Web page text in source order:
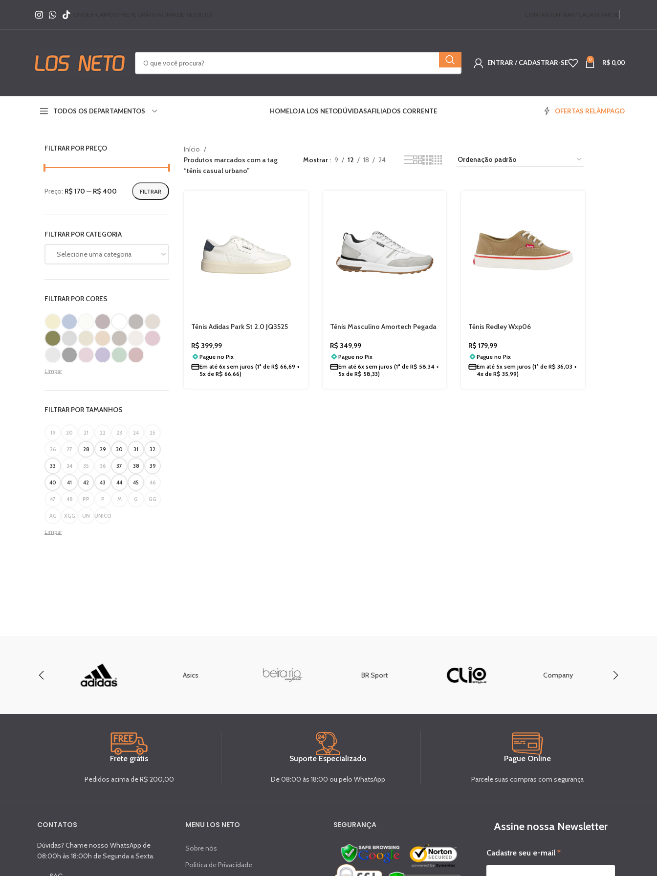
ENTRAR / CADASTRAR-SE 0 R$ 0,00
TODOS OS DEPARTAMENTOS HOMELOJA LOS NETODÚVIDASAFILIADOS CORRENTE OFERTAS RELÂMPAGO
FILTRAR POR PREÇO
FILTRAR
Preço: R$ 170 — R$ 400
FILTRAR POR CATEGORIA
Selecione uma categoria
FILTRAR POR CORES
Limpar
FILTRAR POR TAMANHOS
19 20 21 22 23 24 25
26 27 28 29 30 31 32
33 34 35 36 37 38 39
40 41 42 43 44 45 46
47 48 PP P M G GG
XG XGG UN UNICO
Limpar
Início
Produtos marcados com a tag
“tênis casual urbano”
Mostrar 9 12 18 24
Tênis Adidas Park St 2.0 JQ3525
R$ 399,99
Pague no Pix
Em até 6x sem juros (1ª de R$ 66,69 +
5x de R$ 66,66)
Tênis Masculino Amortech Pegada
R$ 349,99
Pague no Pix
Em até 6x sem juros(1ª de R$ 58,34+
5x de R$ 58,33)
Tênis Redley Wxp06
R$ 179,99
Pague noPix
Em até 5x sem juros (1ª deR$ 36,03 +
4x deR$ 35,99)
Asics BR Sport Company
Frete grátis
Pedidos acima de R$ 200,00
Suporte Especializado
De 08:00 às 18:00 ou pelo WhatsApp
Pague Online
Parcele suas compras com segurança
CONTATOS
Dúvidas? Chame nosso WhatsApp de
08:00h às 18:00h de Segunda a Sexta.
MENU LOS NETO
Sobre nós
Politica de Privacidade
SEGURANÇA Assine nossa Newsletter
e
u
Cadastre seu e-mail *